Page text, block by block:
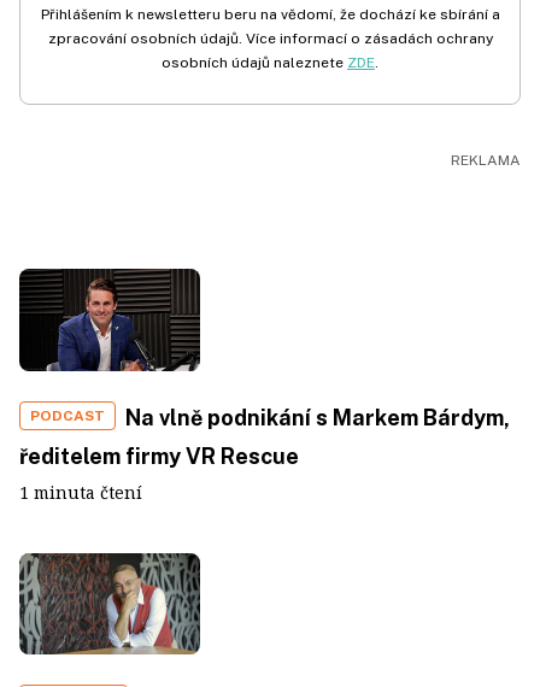
Přihlášením k newsletteru beru na vědomí, že dochází ke sbírání a
zpracování osobních údajů. Více informací o zásadách ochrany
osobních údajů naleznete ZDE.
PODCAST
Na vlně podnikání s Markem Bárdym,
ředitelem firmy VR Rescue
1 minuta čtení